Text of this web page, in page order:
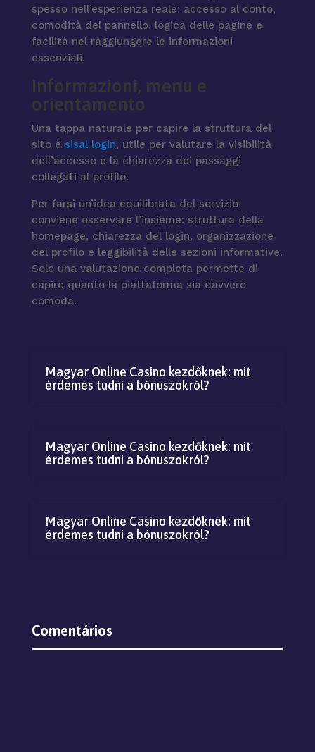
spesso nell’esperienza reale: accesso al conto,
comodità del pannello, logica delle pagine e
facilità nel raggiungere le informazioni
essenziali.
Informazioni, menu e
orientamento
Una tappa naturale per capire la struttura del
sito è sisal login, utile per valutare la visibilità
dell’accesso e la chiarezza dei passaggi
collegati al profilo.
Per farsi un’idea equilibrata del servizio
conviene osservare l’insieme: struttura della
homepage, chiarezza del login, organizzazione
del profilo e leggibilità delle sezioni informative.
Solo una valutazione completa permette di
capire quanto la piattaforma sia davvero
comoda.
Magyar Online Casino kezdőknek: mit
érdemes tudni a bónuszokról?
Magyar Online Casino kezdőknek: mit
érdemes tudni a bónuszokról?
Magyar Online Casino kezdőknek: mit
érdemes tudni a bónuszokról?
Comentários